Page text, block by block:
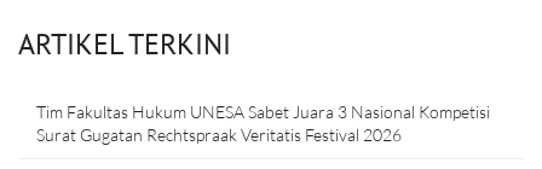
ARTIKEL TERKINI
Tim Fakultas Hukum UNESA Sabet Juara 3 Nasional Kompetisi
Surat Gugatan Rechtspraak Veritatis Festival 2026